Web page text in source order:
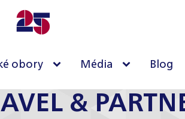
obory Média Blog
&